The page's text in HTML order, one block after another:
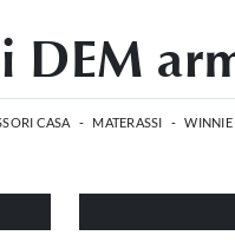
DEM
CASA - MATERASSI - WINNIE